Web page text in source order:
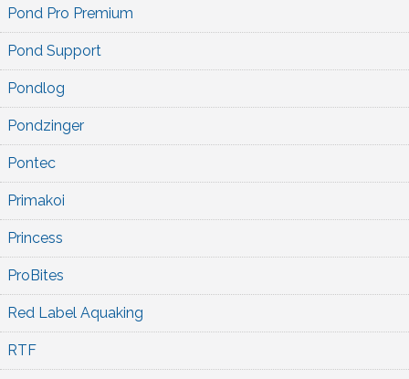
Pond Pro Premium
Pond Support
Pondlog
Pondzinger
Pontec
Primakoi
Princess
ProBites
Red Label Aquaking
RTF